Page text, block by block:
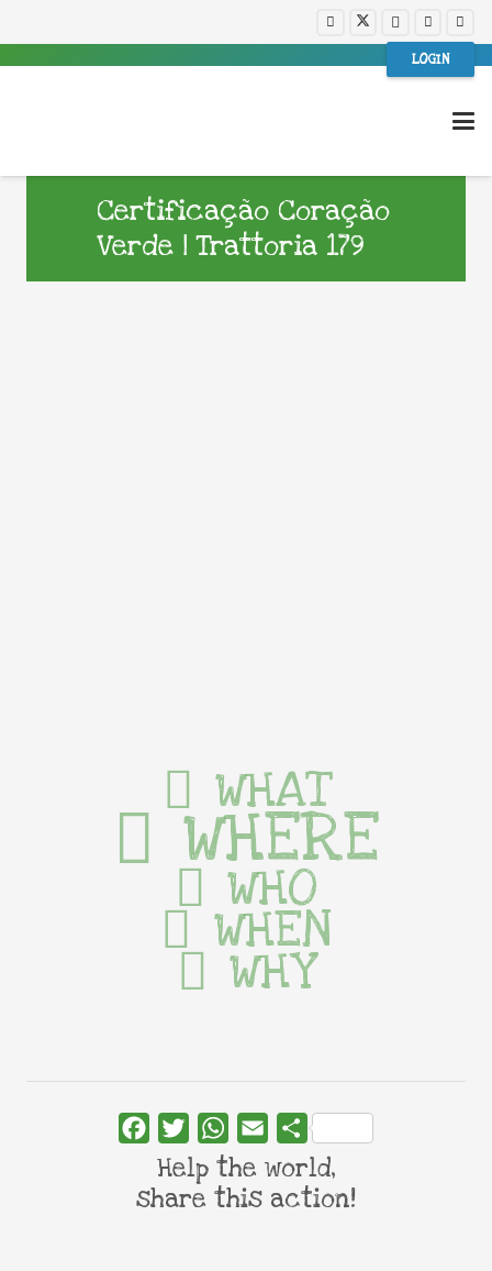
LOGIN
Certificação Coração
Verde | Trattoria 179
WHAT
WHERE
WHO
WHEN
WHY
FacebookTwitterWhatsApp
Email Share
Help the world,
share this action!